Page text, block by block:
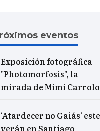
eventos
Exposición fotográfica
"Photomorfosis", la
mirada de Mimi Carrolo
‘Atardecer no Gaiás’ este
verán en Santiago